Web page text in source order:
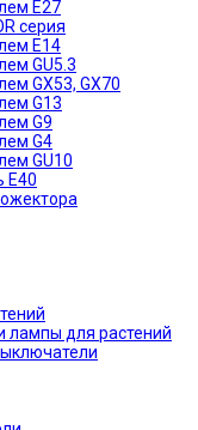
E27
серия
E14
GU5.3
GX53, GX70
G13
G9
G4
GU10
Е40
лампы для растений